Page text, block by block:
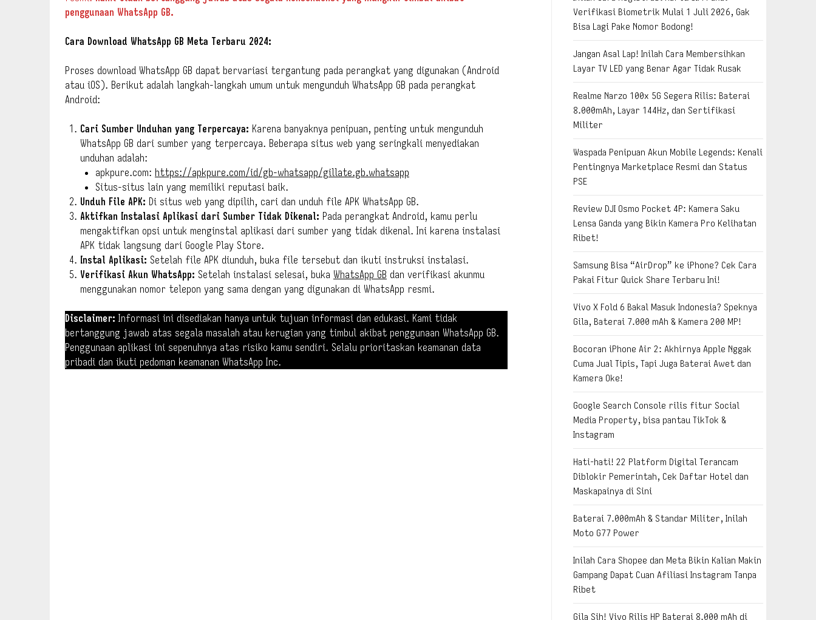
penggunaan WhatsApp GB.
Cara Download WhatsApp GB Meta Terbaru 2024:
Proses download WhatsApp GB dapat bervariasi tergantung pada perangkat yang digunakan (Android
atau iOS). Berikut adalah langkah-langkah umum untuk mengunduh WhatsApp GB pada perangkat
Android:
Cari Sumber Unduhan yang Terpercaya: Karena banyaknya penipuan, penting untuk mengunduh
WhatsApp GB dari sumber yang terpercaya. Beberapa situs web yang seringkali menyediakan
unduhan adalah:
apkpure.com: https://apkpure.com/id/gb-whatsapp/gillate.gb.whatsapp
Situs-situs lain yang memiliki reputasi baik.
Unduh File APK: Di situs web yang dipilih, cari dan unduh file APK WhatsApp GB.
Aktifkan Instalasi Aplikasi dari Sumber Tidak Dikenal: Pada perangkat Android, kamu perlu
mengaktifkan opsi untuk menginstal aplikasi dari sumber yang tidak dikenal. Ini karena instalasi
APK tidak langsung dari Google Play Store.
Instal Aplikasi: Setelah file APK diunduh, buka file tersebut dan ikuti instruksi instalasi.
Verifikasi Akun WhatsApp: Setelah instalasi selesai, buka WhatsApp GB dan verifikasi akunmu
menggunakan nomor telepon yang sama dengan yang digunakan di WhatsApp resmi.
Disclaimer: Informasi ini disediakan hanya untuk tujuan informasi dan edukasi. Kami tidak
bertanggung jawab atas segala masalah atau kerugian yang timbul akibat penggunaan WhatsApp GB.
Penggunaan aplikasi ini sepenuhnya atas risiko kamu sendiri. Selalu prioritaskan keamanan data
pribadi dan ikuti pedoman keamanan WhatsApp Inc.
Verifikasi Biometrik Mulai 1 Juli 2026, Gak
Bisa Lagi Pake Nomor Bodong!
Jangan Asal Lap! Inilah Cara Membersihkan
Layar TV LED yang Benar Agar Tidak Rusak
Realme Narzo 100x 5G Segera Rilis: Baterai
8.000mAh, Layar 144Hz, dan Sertifikasi
Militer
Waspada Penipuan Akun Mobile Legends: Kenali
Pentingnya Marketplace Resmi dan Status
PSE
Review DJI Osmo Pocket 4P: Kamera Saku
Lensa Ganda yang Bikin Kamera Pro Kelihatan
Ribet!
Samsung Bisa “AirDrop” ke iPhone? Cek Cara
Pakai Fitur Quick Share Terbaru Ini!
Vivo X Fold 6 Bakal Masuk Indonesia? Speknya
Gila, Baterai 7.000 mAh & Kamera 200 MP!
Bocoran iPhone Air 2: Akhirnya Apple Nggak
Cuma Jual Tipis, Tapi Juga Baterai Awet dan
Kamera Oke!
Google Search Console rilis fitur Social
Media Property, bisa pantau TikTok &
Instagram
Hati-hati! 22 Platform Digital Terancam
Diblokir Pemerintah, Cek Daftar Hotel dan
Maskapainya di Sini
Baterai 7.000mAh & Standar Militer, Inilah
Moto G77 Power
Inilah Cara Shopee dan Meta Bikin Kalian Makin
Gampang Dapat Cuan Afiliasi Instagram Tanpa
Ribet
Gila Sih! Vivo Rilis HP Baterai 8.000 mAh di